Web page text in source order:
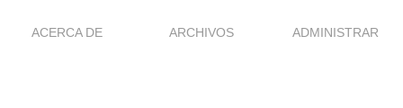
ACERCA DE ARCHIVOS ADMINISTRAR